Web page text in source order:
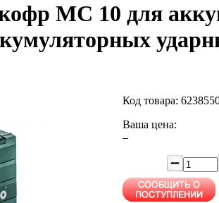
MC 10 для
Код товара:
Ваша цена:
–